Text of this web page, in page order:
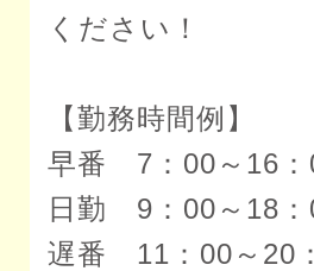
ください！
【勤務時間例】
早番 7：00～16：
日勤 9：00～18：
遅番 11：00～20